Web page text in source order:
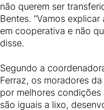
não querem ser
Bentes. “Vamos
em cooperativa e não
disse.
Segundo a
Ferraz, os moradores
por melhores condições
são iguais a lixo,